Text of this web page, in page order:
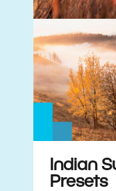
Indian
Presets